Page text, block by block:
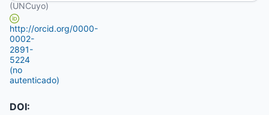
(UNCuyo)
http://orcid.org/0000-
0002-
2891-
5224
(no
autenticado)
DOI: